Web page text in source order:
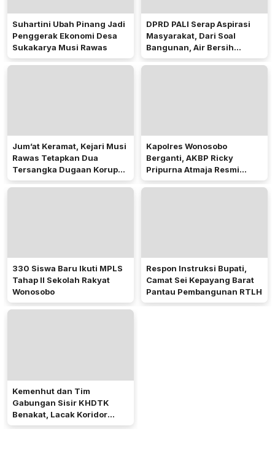
Suhartini Ubah Pinang Jadi
Penggerak Ekonomi Desa
Sukakarya Musi Rawas
DPRD PALI Serap Aspirasi
Masyarakat, Dari Soal
Bangunan, Air Bersih
Hingga Pergub Seismik
Jum’at Keramat, Kejari Musi
Rawas Tetapkan Dua
Tersangka Dugaan Korupsi
Dana PSR
Kapolres Wonosobo
Berganti, AKBP Ricky
Pripurna Atmaja Resmi
Menjabat
330 Siswa Baru Ikuti MPLS
Tahap II Sekolah Rakyat
Wonosobo
Respon Instruksi Bupati,
Camat Sei Kepayang Barat
Pantau Pembangunan RTLH
Kemenhut dan Tim
Gabungan Sisir KHDTK
Benakat, Lacak Koridor
Gajah Sumatera